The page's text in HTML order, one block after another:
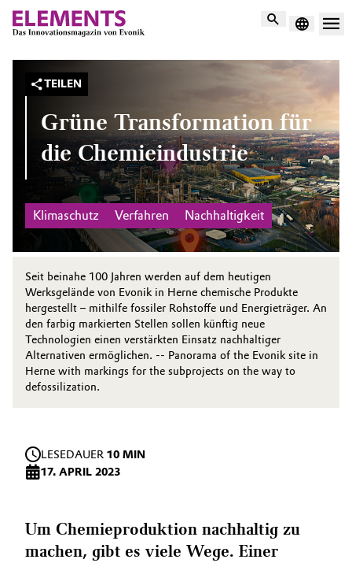
Suche
TEILEN
Grüne Transformation für
die Chemieindustrie
Klimaschutz Verfahren Nachhaltigkeit
Seit beinahe 100 Jahren werden auf dem heutigen
Werksgelände von Evonik in Herne chemische Produkte
hergestellt – mithilfe fossiler Rohstoffe und Energieträger. An
den farbig markierten Stellen sollen künftig neue
Technologien einen verstärkten Einsatz nachhaltiger
Alternativen ermöglichen. -- Panorama of the Evonik site in
Herne with markings for the subprojects on the way to
defossilization.
LESEDAUER 10 MIN
17. APRIL 2023
Um Chemieproduktion nachhaltig zu
machen, gibt es viele Wege. Einer